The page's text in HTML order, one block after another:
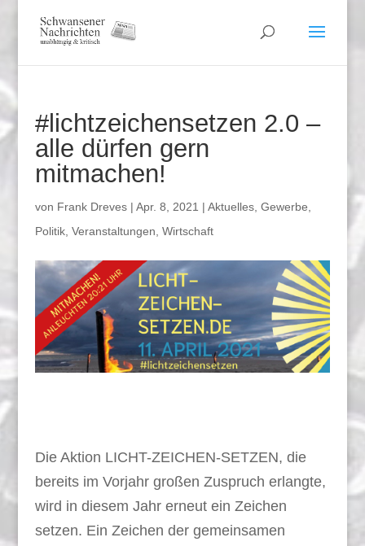
#lichtzeichensetzen 2.0 –
alle dürfen gern
mitmachen!
von Frank Dreves| Apr. 8, 2021 | Aktuelles, Gewerbe
Politik, Veranstaltungen Wirtschaft
Die Aktion LICHT-ZEICHEN-SETZEN, die
bereits im Vorjahr großen Zuspruch erlangte,
wird in diesem Jahr erneut ein Zeichen
setzen. Ein Zeichen der gemeinsamen